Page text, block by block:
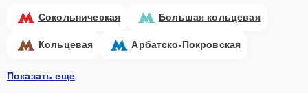
Сокольническая Большая кольцевая
Кольцевая Арбатско-Покровская
Показать еще